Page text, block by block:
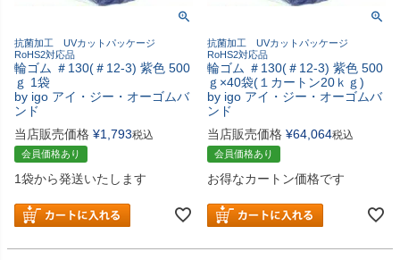
抗菌加工 UVカットパッケージ
RoHS2対応品
輪ゴム ＃130(＃12-3) 紫色 500
ｇ 1袋
by igo アイ・ジー・オーゴムバ
ンド
当店販売価格 ¥1,793税込
会員価格あり
1袋から発送いたします
抗菌加工 UVカットパッケージ
RoHS2対応品
輪ゴム ＃130(＃12-3) 紫色 500
ｇ×40袋(１カートン20ｋｇ)
by igo アイ・ジー・オーゴムバ
ンド
当店販売価格 ¥64,064税込
会員価格あり
お得なカートン価格です